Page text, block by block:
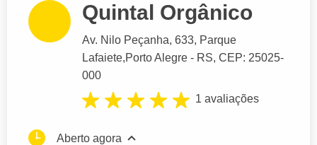
Quintal Orgânico
Av. Nilo Peçanha, 633, Parque
Lafaiete,Porto Alegre - RS, CEP: 25025-
000
1 avaliações
Aberto agora